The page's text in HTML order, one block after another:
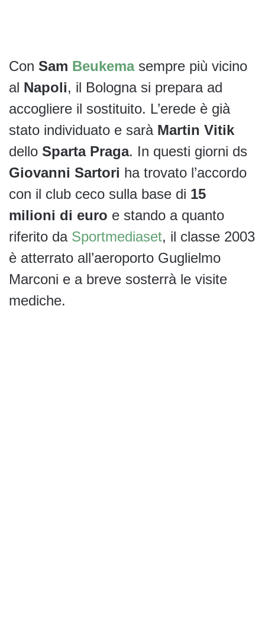
Con Sam Beukemasempre più vicino
al Napoli, il Bologna si prepara ad
accogliere il sostituito. L’erede è già
stato individuato e sarà Martin Vitik
dello Sparta Praga. In questi giorni ds
Giovanni Sartori ha trovato l’accordo
con il club ceco sulla base di 15
milioni di euro e stando a quanto
riferito da Sportmediaset, il classe 2003
è atterrato all’aeroporto Guglielmo
Marconi e a breve sosterrà le visite
mediche.